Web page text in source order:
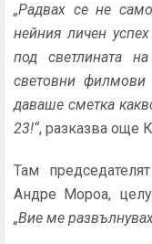
„Радвах се не
нейния личен
под светлината
световни
даваше сметка
23!“, разказва още
Там
Андре Мороа,
„Вие ме